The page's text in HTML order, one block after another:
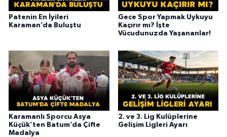
Patenin En İyileri
Karaman’da Buluştu
Gece Spor Yapmak Uykuyu
Kaçırır mı? İşte
Vücudunuzda Yaşananlar!
Karamanlı Sporcu Asya
Küçük’ten Batum’da Çifte
Madalya
2. ve 3. Lig Kulüplerine
Gelişim Ligleri Ayarı